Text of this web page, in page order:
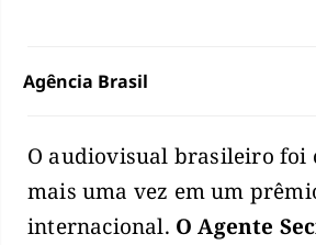
Agência Brasil
O audiovisual brasileiro foi
mais uma vez em um
internacional. O Agente